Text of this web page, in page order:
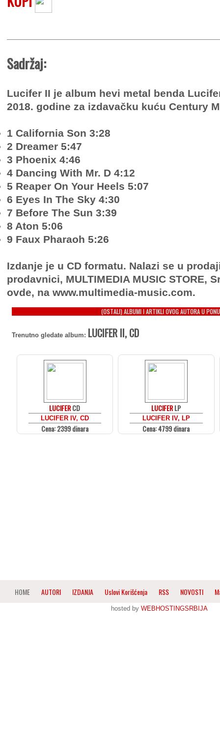
Sadržaj:
Lucifer II je album hevi metal benda
2018. godine za izdavačku kuću Century
1 California Son 3:28
2 Dreamer 5:47
3 Phoenix 4:46
4 Dancing With Mr. D 4:12
5 Reaper On Your Heels 5:07
6 Eyes In The Sky 4:30
7 Before The Sun 3:39
8 Aton 5:06
9 Faux Pharaoh 5:26
Izdanje je u CD formatu. Nalazi se u
prodavnici, MULTIMEDIA MUSIC STORE,
ovde, na www.multimedia-music.com.
(OSTALI) ALBUMI I ARTIKLI OVOG AUTORA U
Trenutno gledate album: LUCIFER II, CD
LUCIFERCD
LUCIFER IV, CD
Cena: 2399 dinara
LUCIFERLP
LUCIFER IV, LP
Cena: 4799 dinara
HOME AUTORI IZDANJA Uslovi Korišćenja RSS NOVOSTI
hosted by WEBHOSTINGSRBIJA